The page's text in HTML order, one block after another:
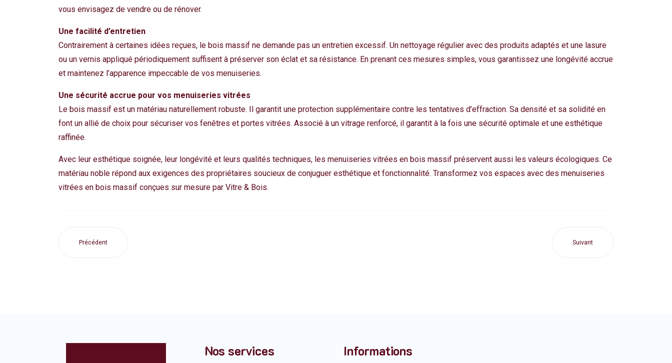
vous envisagez de vendre ou de rénover.
Une facilité d’entretien
Contrairement à certaines idées reçues, le bois massif ne demande pas un entretien excessif. Un nettoyage régulier avec des produits adaptés et une lasure
ou un vernis appliqué périodiquement suffisent à préserver son éclat et sa résistance. En prenant ces mesures simples, vous garantissez une longévité accrue
et maintenez l’apparence impeccable de vos menuiseries.
Une sécurité accrue pour vos menuiseries vitrées
Le bois massif est un matériau naturellement robuste. Il garantit une protection supplémentaire contre les tentatives d’effraction. Sa densité et sa solidité en
font un allié de choix pour sécuriser vos fenêtres et portes vitrées. Associé à un vitrage renforcé, il garantit à la fois une sécurité optimale et une esthétique
raffinée.
Avec leur esthétique soignée, leur longévité et leurs qualités techniques, les menuiseries vitrées en bois massif préservent aussi les valeurs écologiques. Ce
matériau noble répond aux exigences des propriétaires soucieux de conjuguer esthétique et fonctionnalité. Transformez vos espaces avec des menuiseries
vitrées en bois massif conçues sur mesure par Vitre & Bois.
Précédent Suivant
Nos services Informations